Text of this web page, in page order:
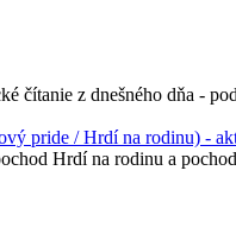
čítanie z dnešného dňa -
pride / Hrdí na rodinu) -
Hrdí na rodinu a